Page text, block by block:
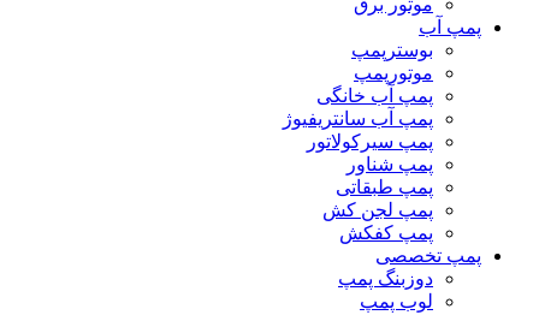
موتور برق
پمپ آب
بوسترپمپ
موتورپمپ
پمپ آب خانگی
پمپ آب سانتریفیوژ
پمپ سیرکولاتور
پمپ شناور
پمپ طبقاتی
پمپ لجن کش
پمپ کفکش
پمپ تخصصی
دوزبنگ پمپ
لوب پمپ